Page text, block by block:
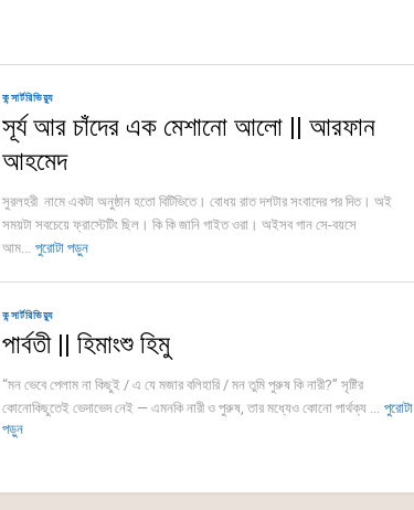
কন্সার্টরিভিয়্যু
সূর্য আর চাঁদের এক মেশানো আলো || আরফান
আহমেদ
সুরলহরী নামে একটা অনুষ্ঠান হতো বিটিভিতে। বোধয় রাত দশটার সংবাদের পর দিত। অই
সময়টা সবচেয়ে ফ্রাস্টেটিং ছিল। কি কি জানি গাইত ওরা। অইসব গান সে-বয়সে
আম... পুরোটা পড়ুন
কন্সার্টরিভিয়্যু
পার্বতী || হিমাংশু হিমু
“মন ভেবে পেলাম না কিছুই / এ যে মজার বলিহারি / মন তুমি পুরুষ কি নারী?” সৃষ্টির
কোনোকিছুতেই ভেদাভেদ নেই — এমনকি নারী ও পুরুষ, তার মধ্যেও কোনো পার্থক্য ... পুরোটা
পড়ুন